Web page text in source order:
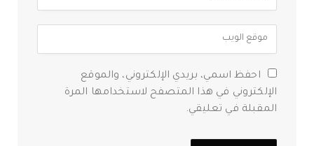
احفظ اسمي، بريدي الإلكتروني، والموقع
الإلكتروني في هذا المتصفح لاستخدامها المرة
المقبلة في تعليقي.